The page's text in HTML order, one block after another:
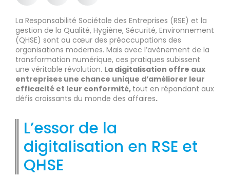
La Responsabilité Sociétale des Entreprises (RSE) et la
gestion de la Qualité, Hygiène, Sécurité, Environnement
(QHSE) sont au cœur des préoccupations des
organisations modernes. Mais avec l’avènement de la
transformation numérique, ces pratiques subissent
une véritable révolution. La digitalisation offre aux
entreprises une chance unique d’améliorer leur
efficacité et leur conformité, tout en répondant aux
défis croissants du monde des affaires.
L’essor de la
digitalisation en RSE et
QHSE